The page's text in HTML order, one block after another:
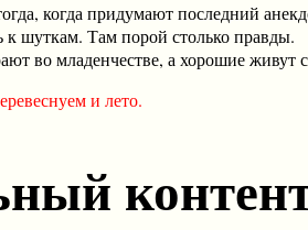
когда придумают последний
шуткам. Там порой столько правды.
во младенчестве, а хорошие живут
и лето.